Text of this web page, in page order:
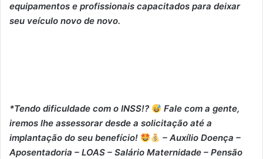
equipamentos e profissionais capacitados para deixar
seu veículo novo de novo.
*Tendo dificuldade com o INSS!?
Fale com a gente,
iremos lhe assessorar desde a solicitação até a
implantação do seu benefício!
– Auxílio Doença –
⁠Aposentadoria – ⁠LOAS – ⁠Salário Maternidade – ⁠Pensão